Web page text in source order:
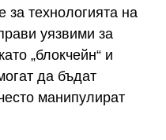
за технологията на
уязвими за
„блокчейн“ и
да бъдат
манипулират